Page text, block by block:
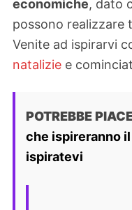
economiche, dato
possono realizzare
Venite ad ispirarvi
natalizie e
POTREBBE
che ispireranno
ispiratevi